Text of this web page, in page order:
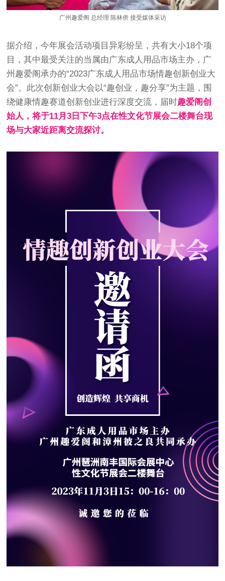
广州趣爱阁 总经理 陈林侨 接受媒体采访
据介绍，今年展会活动项目异彩纷呈，共有大小18个项
目，其中最受关注的当属由广东成人用品市场主办，广
州趣爱阁承办的“2023广东成人用品市场情趣创新创业大
会”。此次创新创业大会以“趣创业，趣分享”为主题，围
绕健康情趣赛道创新创业进行深度交流，届时趣爱阁创
始人，将于11月3日下午3点在性文化节展会二楼舞台现
场与大家近距离交流探讨。